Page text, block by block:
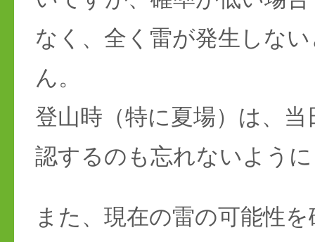
なく、全く雷が発生しな
ん。
登山時（特に夏場）は、
認するのも忘れないよう
また、現在の雷の可能性